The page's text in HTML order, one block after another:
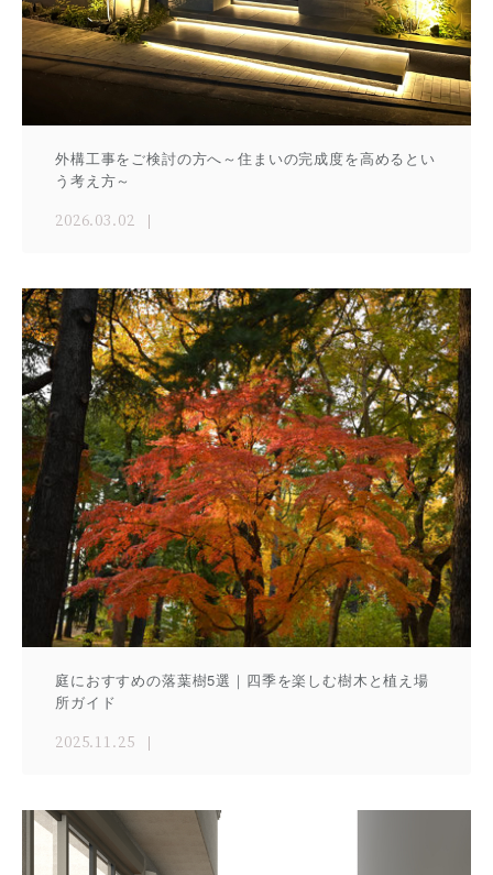
外構工事をご検討の方へ～住まいの完成度を高めるとい
う考え方～
2026.03.02
庭におすすめの落葉樹5選｜四季を楽しむ樹木と植え場
所ガイド
2025.11.25